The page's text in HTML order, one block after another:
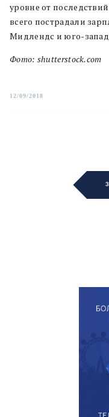
уровне от
всего пострадали
Мидлендс и юго-
Фото: shutterstock.com
12/09/2018